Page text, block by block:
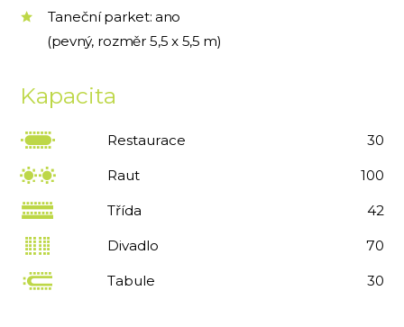
Taneční parket: ano
(pevný, rozměr 5,5 x 5,5 m)
Kapacita
Restaurace 30
Raut 100
Třída 42
Divadlo 70
Tabule 30